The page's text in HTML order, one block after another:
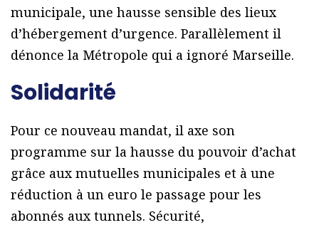
municipale, une hausse sensible des lieux
d’hébergement d’urgence. Parallèlement il
dénonce la Métropole qui a ignoré Marseille.
Solidarité
Pour ce nouveau mandat, il axe son
programme sur la hausse du pouvoir d’achat
grâce aux mutuelles municipales et à une
réduction à un euro le passage pour les
abonnés aux tunnels. Sécurité,